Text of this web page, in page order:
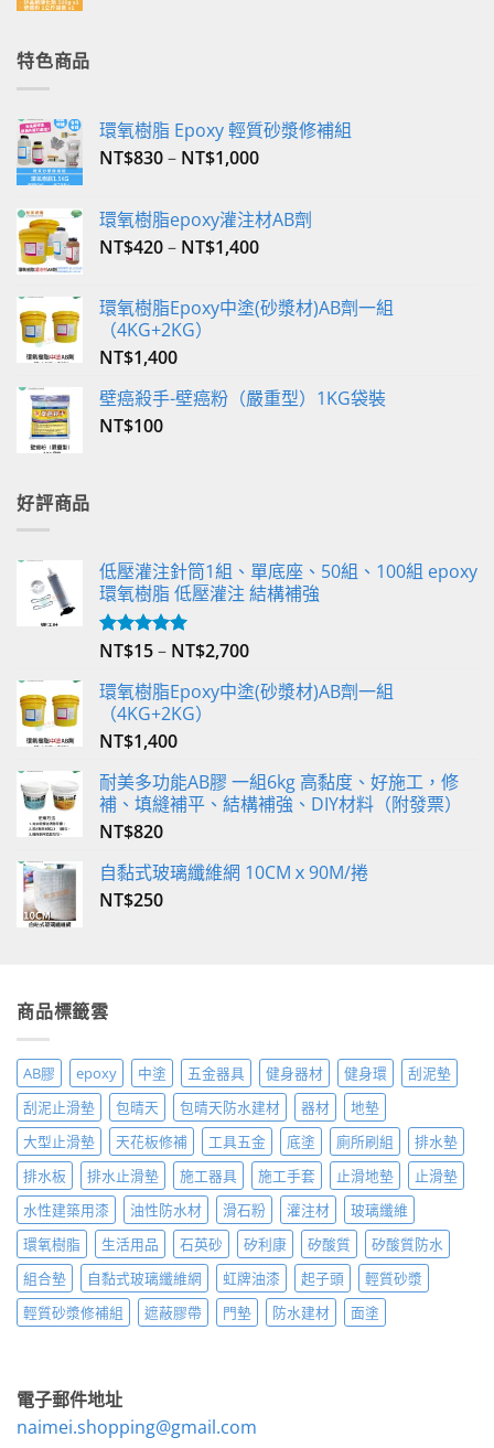
特色商品
環氧樹脂 Epoxy 輕質砂漿修補組
NT$830– NT$1,000
環氧樹脂epoxy灌注材AB劑
NT$420– NT$1,400
環氧樹脂Epoxy中塗(砂漿材)AB劑一組
（4KG+2KG）
NT$1,400
壁癌殺手-壁癌粉（嚴重型）1KG袋裝
NT$100
好評商品
低壓灌注針筒1組、單底座、50組、100組 epoxy
環氧樹脂 低壓灌注 結構補強
評分5.00
NT$15– NT$2,700
環氧樹脂Epoxy中塗(砂漿材)AB劑一組
（4KG+2KG）
NT$1,400
耐美多功能AB膠 一組6kg 高黏度、好施工，修
補、填縫補平、結構補強、DIY材料（附發票）
NT$820
自黏式玻璃纖維網 10CMｘ90M/捲
NT$250
商品標籤雲
AB膠 epoxy 中塗 五金器具 健身器材 健身環
刮泥墊
刮泥止滑墊
包晴天 包晴天防水建材 器材
地墊
大型止滑墊
天花板修補 工具五金 底塗 廁所刷組
排水墊
排水板
排水止滑墊 施工器具 施工手套 止滑地墊
止滑墊
水性建築用漆
油性防水材 滑石粉 灌注材
玻璃纖維
環氧樹脂
生活用品 石英砂 矽利康 矽酸質
矽酸質防水
組合墊
自黏式玻璃纖維網 虹牌油漆 起子頭
輕質砂漿
輕質砂漿修補組
遮蔽膠帶 門墊 防水建材 面塗
電子郵件地址
naimei.shopping@gmail.com